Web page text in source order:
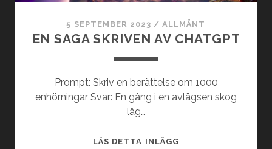
5 SEPTEMBER 2023 /ALLMÄNT
EN SAGA SKRIVEN AV CHATGPT
Prompt: Skriv en berättelse om 1000
enhörningar Svar: En gång i en avlägsen skog
låg…
LÄS DETTA INLÄGGEN